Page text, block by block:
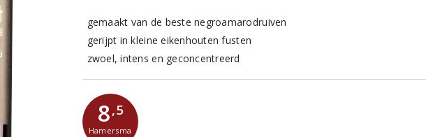
gemaakt van de beste negroamarodruiven
gerijpt in kleine eikenhouten fusten
zwoel, intens en geconcentreerd
8,5
Hamersma